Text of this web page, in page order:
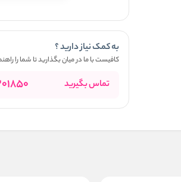
به کمک نیاز دارید ؟
کافیست با ما در میان بگذارید تا شما را
تماس بگیرید